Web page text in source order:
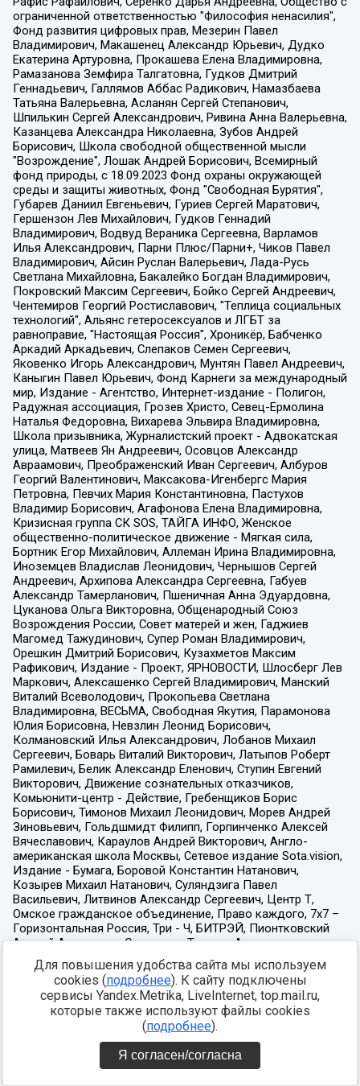
Для повышения удобства сайта мы используем
cookies (подробнее). К сайту подключены
сервисы Yandex.Metrika, LiveInternet, top.mail.ru,
которые также используют файлы cookies
(подробнее).
Я согласен/согласна